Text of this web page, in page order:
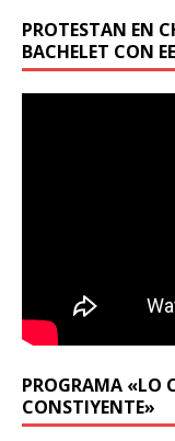
PROTESTAN EN
BACHELET CON
PROGRAMA «LO
CONSTIYENTE»